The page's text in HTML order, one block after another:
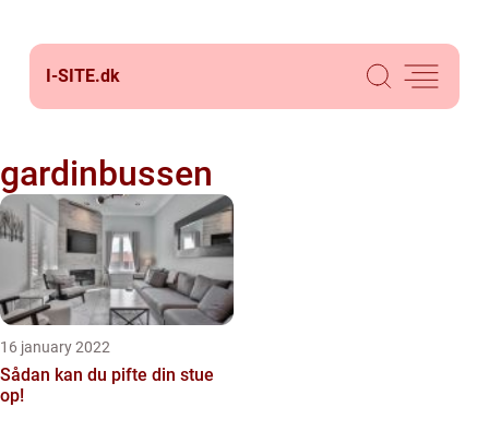
I-SITE.dk
gardinbussen
16 january 2022
Sådan kan du pifte din stue
op!